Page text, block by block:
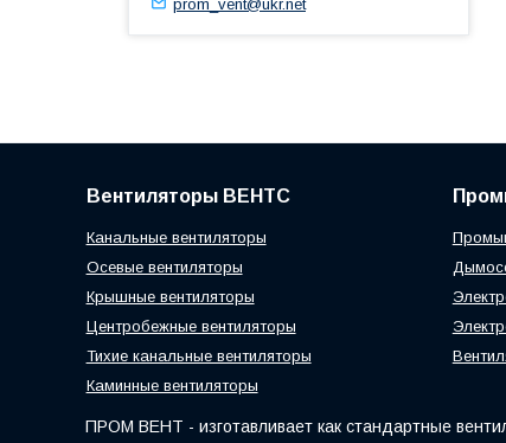
Вентиляторы ВЕНТС
Канальные вентиляторы
Осевые вентиляторы
Крышные вентиляторы
Центробежные вентиляторы
Тихие канальные вентиляторы
Каминные вентиляторы
ПРОМ ВЕНТ - изготавливает как стандартные